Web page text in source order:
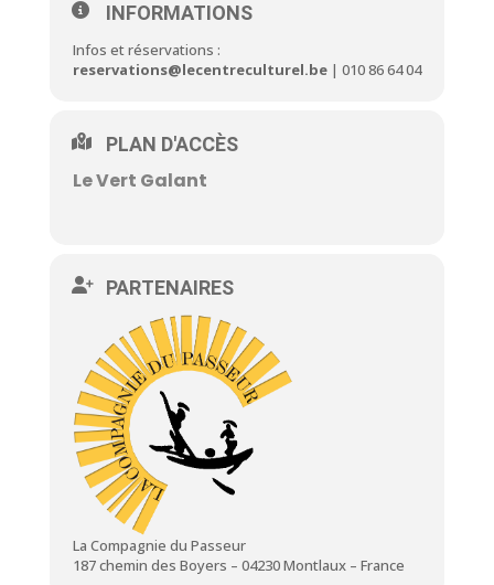
INFORMATIONS
Infos et réservations :
reservations@lecentreculturel.be| 010 86 64 04
PLAN D'ACCÈS
Le Vert Galant
PARTENAIRES
La Compagnie du Passeur
187 chemin des Boyers – 04230 Montlaux – France